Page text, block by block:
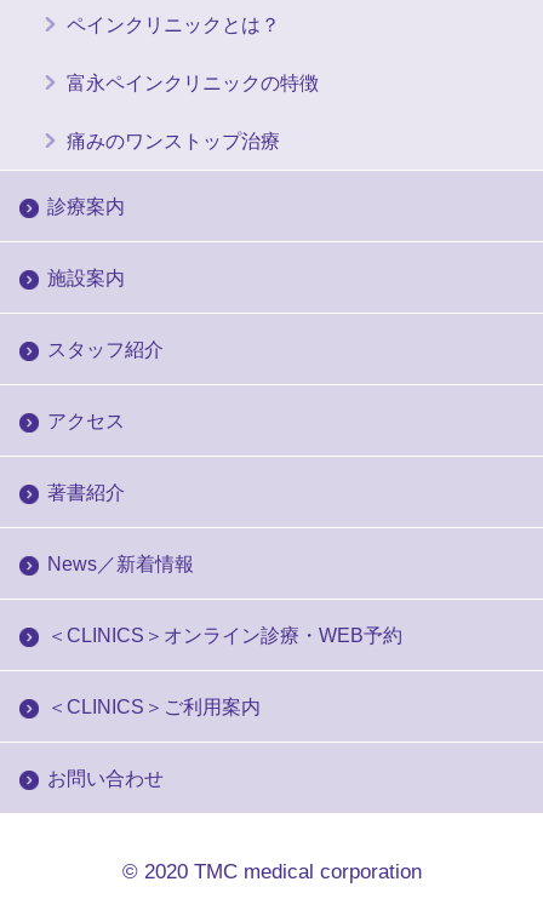
ペインクリニックとは？
富永ペインクリニックの特徴
痛みのワンストップ治療
診療案内
施設案内
スタッフ紹介
アクセス
著書紹介
News／新着情報
＜CLINICS＞オンライン診療・WEB予約
＜CLINICS＞ご利用案内
お問い合わせ
© 2020 TMC medical corporation